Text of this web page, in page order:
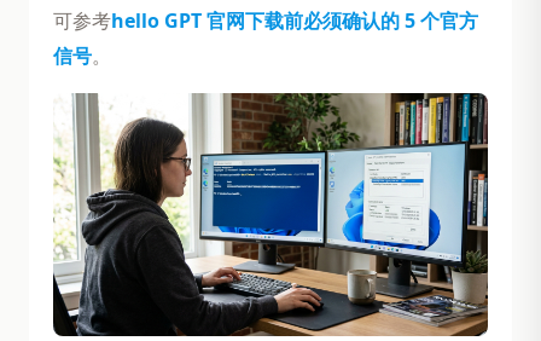
可参考hello GPT 官网下载前必须确认的 5 个官方
信号。